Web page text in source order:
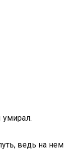
ведь на нем